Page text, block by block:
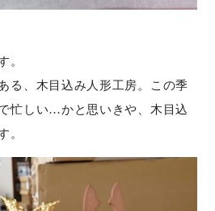
。
る、木目込み人形工房。この季
忙しい…かと思いきや、木目込
。